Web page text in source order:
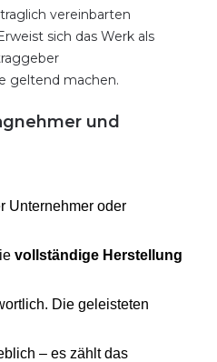
vereinbarten
sich das Werk als
geltend machen.
und
Unternehmer oder
vollständige Herstellung
Die geleisteten
– es zählt das